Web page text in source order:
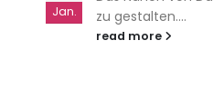
Jan.
zu gestalten....
read more